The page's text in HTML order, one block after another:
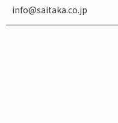
info@saitaka.co.jp